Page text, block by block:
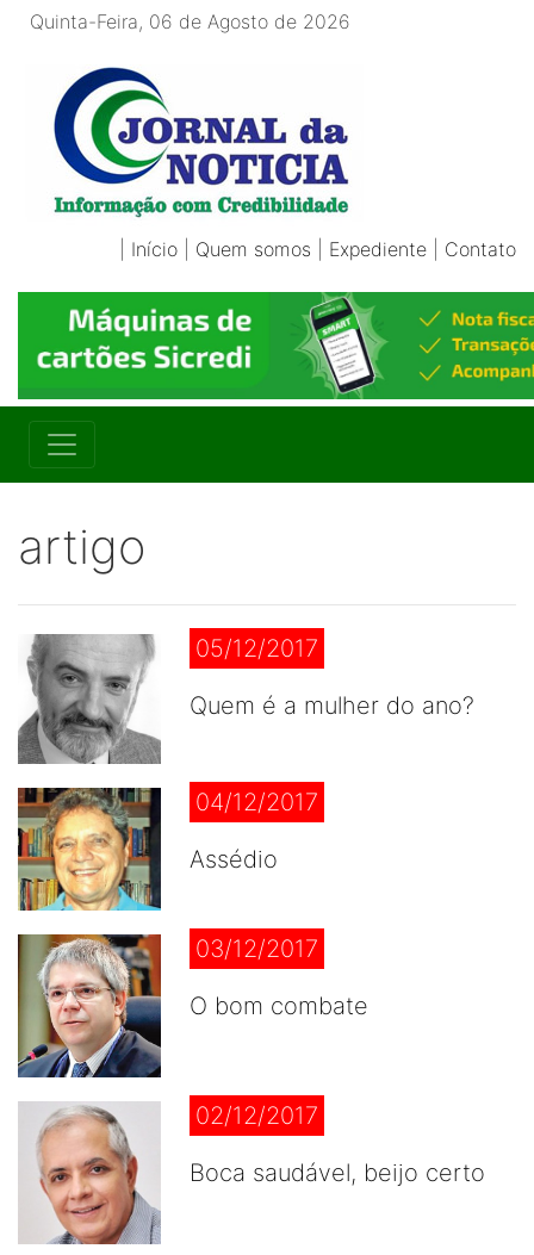
Quinta-Feira, 06 de Agosto de 2026
Início Quem somos Expediente Contato
artigo
05/12/2017
Quem é a mulher do ano?
04/12/2017
Assédio
03/12/2017
O bom combate
02/12/2017
Boca saudável, beijo certo